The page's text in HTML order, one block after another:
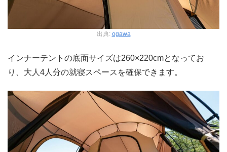
出典: ogawa
インナーテントの底面サイズは260×220cmとなってお
り、大人4人分の就寝スペースを確保できます。